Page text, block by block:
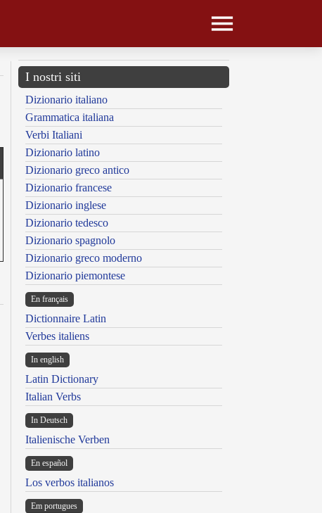
I nostri siti
Dizionario italiano
Grammatica italiana
Verbi Italiani
Dizionario latino
Dizionario greco antico
Dizionario francese
Dizionario inglese
Dizionario tedesco
Dizionario spagnolo
Dizionario greco moderno
Dizionario piemontese
En français
Dictionnaire Latin
Verbes italiens
In english
Latin Dictionary
Italian Verbs
In Deutsch
Italienische Verben
En español
Los verbos italianos
Em portugues